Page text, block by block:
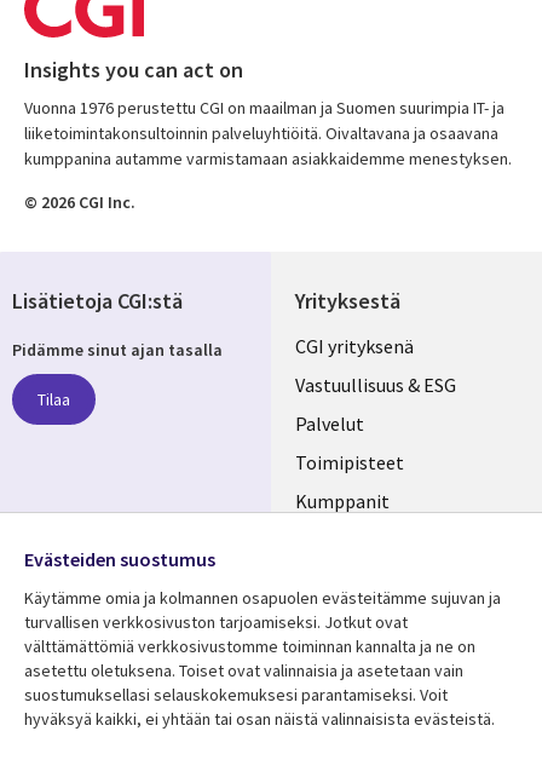
Insights you can act on
Vuonna 1976 perustettu CGI on maailman ja Suomen suurimpia IT- ja
liiketoimintakonsultoinnin palveluyhtiöitä. Oivaltavana ja osaavana
kumppanina autamme varmistamaan asiakkaidemme menestyksen.
© 2026 CGI Inc.
Yrityksestä
Useful
links
FINLAND
CGI yrityksenä
Vastuullisuus & ESG
Palvelut
Toimipisteet
Kumppanit
Resurssikeskus
Library
Asiakastarinat
Lisätietoa
Legal
Tietosuoja
Lisätietoja CGI:stä
Pidämme sinut ajan tasalla
Tilaa
Media
FINLAND
Evästeiden suostumus
Käytämme omia ja kolmannen osapuolen evästeitämme sujuvan ja
turvallisen verkkosivuston tarjoamiseksi. Jotkut ovat
välttämättömiä verkkosivustomme toiminnan kannalta ja ne on
asetettu oletuksena. Toiset ovat valinnaisia ​​ja asetetaan vain
suostumuksellasi selauskokemuksesi parantamiseksi. Voit
hyväksyä kaikki, ei yhtään tai osan näistä valinnaisista evästeistä.